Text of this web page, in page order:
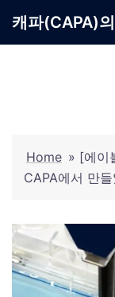
캐파(CAPA)
Home » [에이
CAPA에서 만